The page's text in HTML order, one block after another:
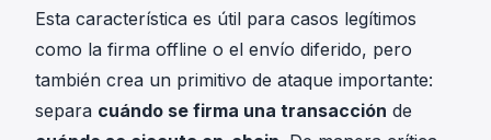
Esta característica es útil para casos legítimos
como la firma offline o el envío diferido, pero
también crea un primitivo de ataque importante:
separa cuándo se firma una transacción de